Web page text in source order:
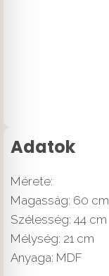
Adatok
Mérete:
Magasság: 60 cm
Szélesség: 44 cm
Mélység: 21 cm
Anyaga: MDF